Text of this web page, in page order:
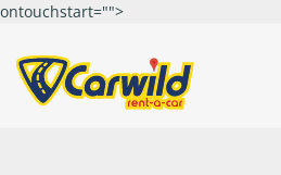
ontouchstart="">